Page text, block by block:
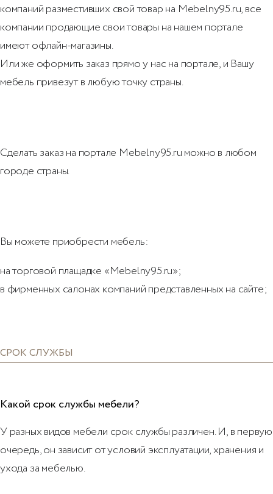
компаний разместивших свой товар на Mebelny95.ru, все
компании продающие свои товары на нашем портале
имеют офлайн-магазины.
Или же оформить заказ прямо у нас на портале, и Вашу
мебель привезут в любую точку страны.
Сделать заказ на портале Mebelny95.ru можно в любом
городе страны.
Вы можете приобрести мебель:
на торговой плащадке «Mebelny95.ru»;
в фирменных салонах компаний представленных на сайте;
СРОК СЛУЖБЫ
Какой срок службы мебели?
У разных видов мебели срок службы различен. И, в первую
очередь, он зависит от условий эксплуатации, хранения и
ухода за мебелью.